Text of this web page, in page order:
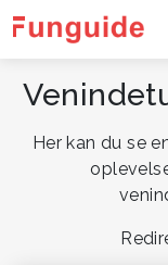
Her kan du se